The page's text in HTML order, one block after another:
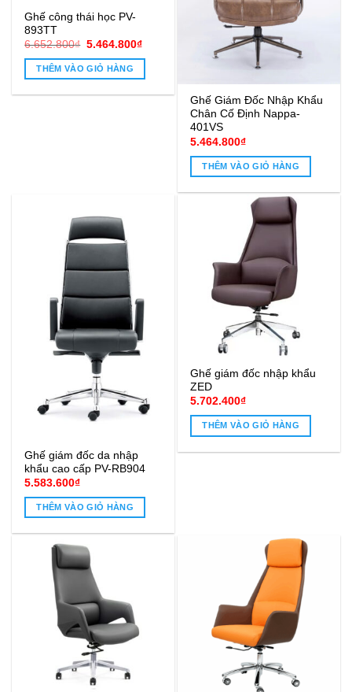
Ghế công thái học PV-
893TT
6.652.800₫ Giá
là:
6.652.800₫.
5.464.800₫Giá
5.464.800₫.
THÊM VÀO GIỎ HÀNG
Ghế Giám Đốc Nhập Khẩu
Chân Cố Định Nappa-
401VS
5.464.800₫
THÊM VÀO GIỎ HÀNG
Ghế giám đốc da nhập
khẩu cao cấp PV-RB904
5.583.600₫
THÊM VÀO GIỎ HÀNG
Ghế giám đốc nhập khẩu
ZED
5.702.400₫
THÊM VÀO GIỎ HÀNG